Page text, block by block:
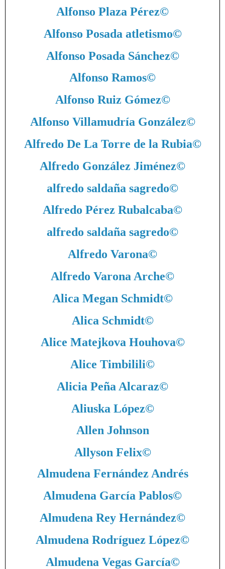
Alfonso Plaza Pérez©
Alfonso Posada atletismo©
Alfonso Posada Sánchez©
Alfonso Ramos©
Alfonso Ruiz Gómez©
Alfonso Villamudría González©
Alfredo De La Torre de la Rubia©
Alfredo González Jiménez©
alfredo saldaña sagredo©
Alfredo Pérez Rubalcaba©
alfredo saldaña sagredo©
Alfredo Varona©
Alfredo Varona Arche©
Alica Megan Schmidt©
Alica Schmidt©
Alice Matejkova Houhova©
Alice Timbilili©
Alicia Peña Alcaraz©
Aliuska López©
Allen Johnson
Allyson Felix©
Almudena Fernández Andrés
Almudena García Pablos©
Almudena Rey Hernández©
Almudena Rodríguez López©
Almudena Vegas García©